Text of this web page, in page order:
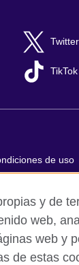
Twitter
TikTok
de uso
y de
web,
web y
de estas